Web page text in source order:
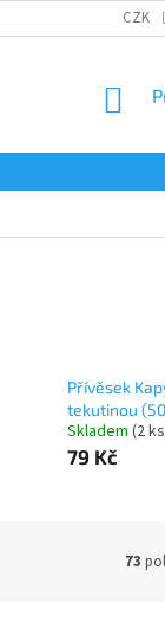
OBCHODNÍCZK
Přívěsek
tekutinou
Skladem (2 ks
79 Kč
73